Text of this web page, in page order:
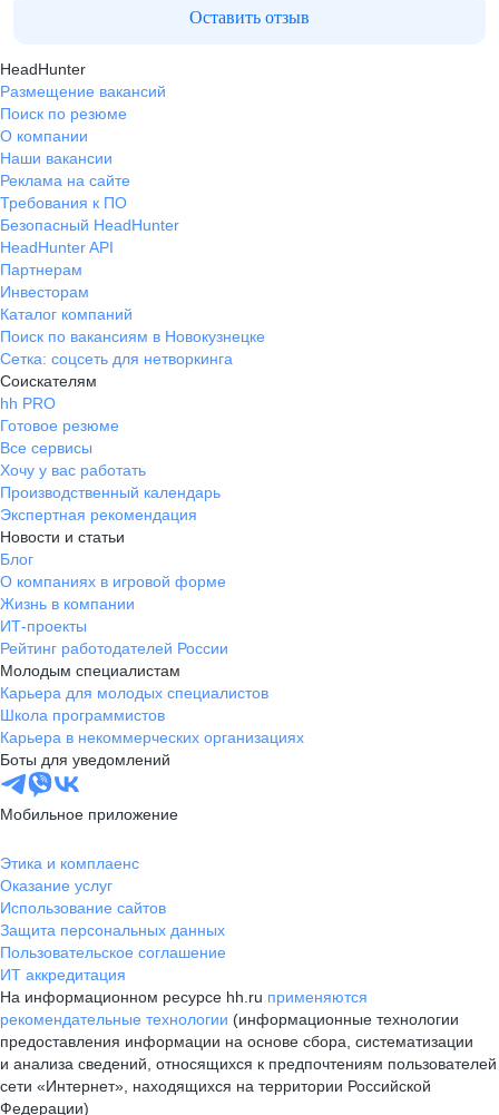
Оставить отзыв
HeadHunter
Размещение вакансий
Поиск по резюме
О компании
Наши вакансии
Реклама на сайте
Требования к ПО
Безопасный HeadHunter
HeadHunter API
Партнерам
Инвесторам
Каталог компаний
Поиск по вакансиям в Новокузнецке
Сетка: соцсеть для нетворкинга
Соискателям
hh PRO
Готовое резюме
Все сервисы
Хочу у вас работать
Производственный календарь
Экспертная рекомендация
Новости и статьи
Блог
О компаниях в игровой форме
Жизнь в компании
ИТ-проекты
Рейтинг работодателей России
Молодым специалистам
Карьера для молодых специалистов
Школа программистов
Карьера в некоммерческих организациях
Боты для уведомлений
Мобильное приложение
Этика и комплаенс
Оказание услуг
Использование сайтов
Защита персональных данных
Пользовательское соглашение
ИТ аккредитация
На информационном ресурсе hh.ru применяются
рекомендательные технологии (информационные технологии
предоставления информации на основе сбора, систематизации
и анализа сведений, относящихся к предпочтениям пользователей
сети «Интернет», находящихся на территории Российской
Федерации)